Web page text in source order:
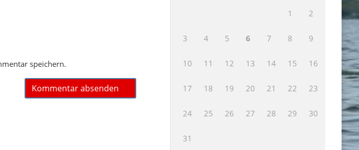
speichern.
1 2
3 4 5 6 7 8 9
10 11 12 13 14 15 16
17 18 19 20 21 22 23
24 25 26 27 28 29 30
31